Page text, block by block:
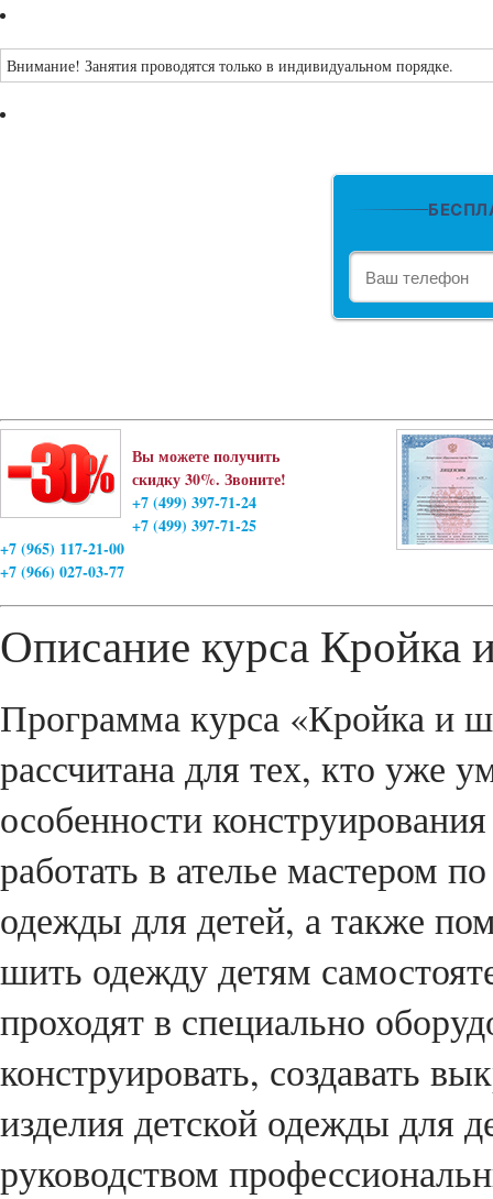
Внимание! Занятия проводятся только в индивидуальном порядке.
Вы можете получить
скидку 30%. Звоните!
+7 (499) 397-71-24
+7 (499) 397-71-25
+7 (965) 117-21-00
+7 (966) 027-03-77
Описание курса Кройка
Программа курса «Кройка и
рассчитана для тех, кто уже
особенности
работать в ателье мастером
одежды для детей, а также
шить одежду детям
проходят в специально
конструировать, создавать
изделия детской одежды для
руководством